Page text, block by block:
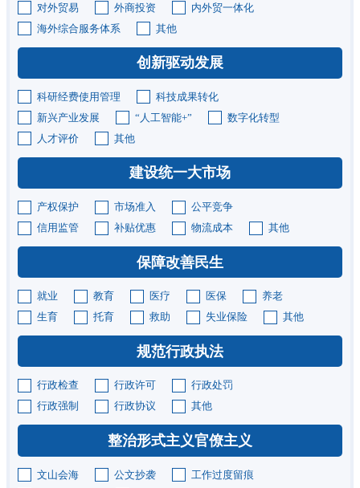
对外贸易 外商投资
内外贸一体化
海外综合服务体系
其他
创新驱动发展
科研经费使用管理
科技成果转化
新兴产业发展
“人工智能+”
数字化转型
人才评价
其他
建设统一大市场
产权保护 市场准入
公平竞争
信用监管
补贴优惠 物流成本 其他
保障改善民生
就业 教育 医疗 医保
养老
生育
托育 救助 失业保险 其他
规范行政执法
行政检查 行政许可
行政处罚
行政强制
行政协议 其他
整治形式主义官僚主义
文山会海 公文抄袭
工作过度留痕